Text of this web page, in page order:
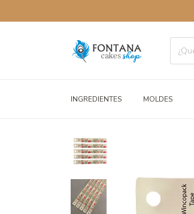
INGREDIENTES MOLDES